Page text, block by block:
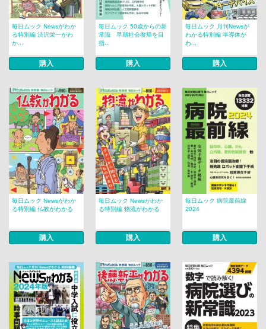
毎日ムック Newsがわか
る特別編 渋沢栄一がわ
か...
購入
毎日ムック 50歳からの新
常識 早期社会復帰を目
指...
購入
毎日ムック 月刊Newsが
わかる特別編 半導体が
わ...
購入
毎日ムック Newsがわか
る特別編 仏教がわかる
購入
毎日ムック Newsがわか
る特別編 物流がわかる
購入
毎日ムック 病院最前線
2024
購入